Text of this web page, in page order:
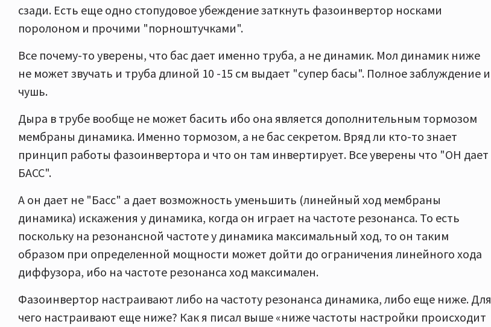
сзади. Есть еще одно стопудовое убеждение заткнуть фазоинвертор носками
поролоном и прочими "порноштучками".
Все почему-то уверены, что бас дает именно труба, а не динамик. Мол динамик ниже
не может звучать и труба длиной 10 -15 см выдает "супер басы". Полное заблуждение и
чушь.
Дыра в трубе вообще не может басить ибо она является дополнительным тормозом
мембраны динамика. Именно тормозом, а не бас секретом. Вряд ли кто-то знает
принцип работы фазоинвертора и что он там инвертирует. Все уверены что "ОН дает
БАСС".
А он дает не "Басс" а дает возможность уменьшить (линейный ход мембраны
динамика) искажения у динамика, когда он играет на частоте резонанса. То есть
поскольку на резонансной частоте у динамика максимальный ход, то он таким
образом при определенной мощности может дойти до ограничения линейного хода
диффузора, ибо на частоте резонанса ход максимален.
Фазоинвертор настраивают либо на частоту резонанса динамика, либо еще ниже. Для
чего настраивают еще ниже? Как я писал выше «ниже частоты настройки происходит